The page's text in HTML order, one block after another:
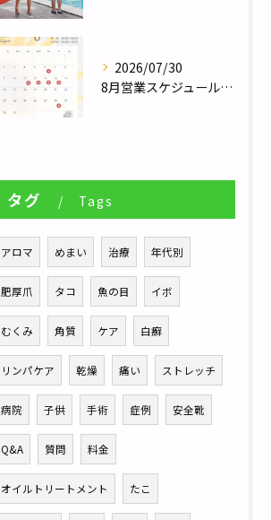
2026/07/30
8月営業スケジュール／自律神経調整サロンHararie〜はらりえ〜
タグ Tags
アロマ めまい 治療 年代別
肥厚爪 タコ 魚の目 イボ
むくみ 角質 ケア 白癬
リンパケア 乾燥 痛い ストレッチ
病院 子供 手術 症例 安全靴
Q&A 質問 料金
オイルトリートメント たこ